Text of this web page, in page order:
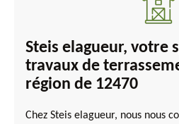
Steis elagueur, votre
travaux de
région de 12470
Chez Steis elagueur, nous nous